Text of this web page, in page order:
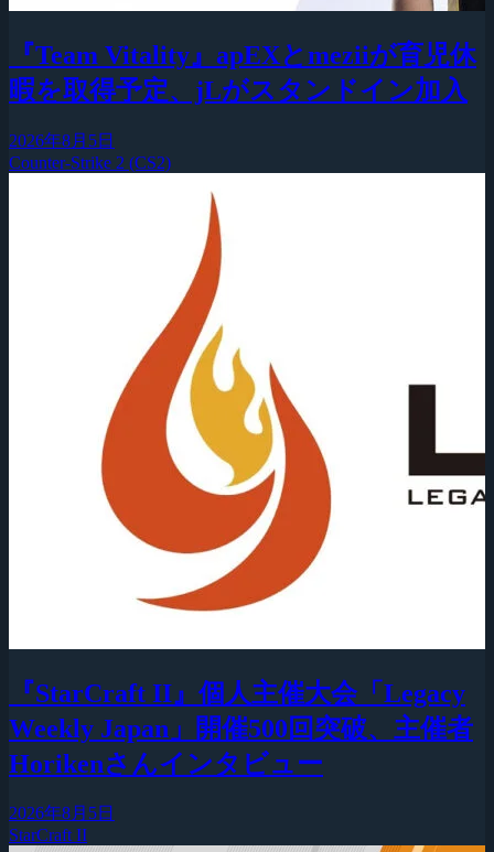
『Team Vitality』apEXとmeziiが育児休
暇を取得予定、jLがスタンドイン加入
2026年8月5日
Counter-Strike 2 (CS2)
『StarCraft II』個人主催大会「Legacy
Weekly Japan」開催500回突破、主催者
Horikenさんインタビュー
2026年8月5日
StarCraft II